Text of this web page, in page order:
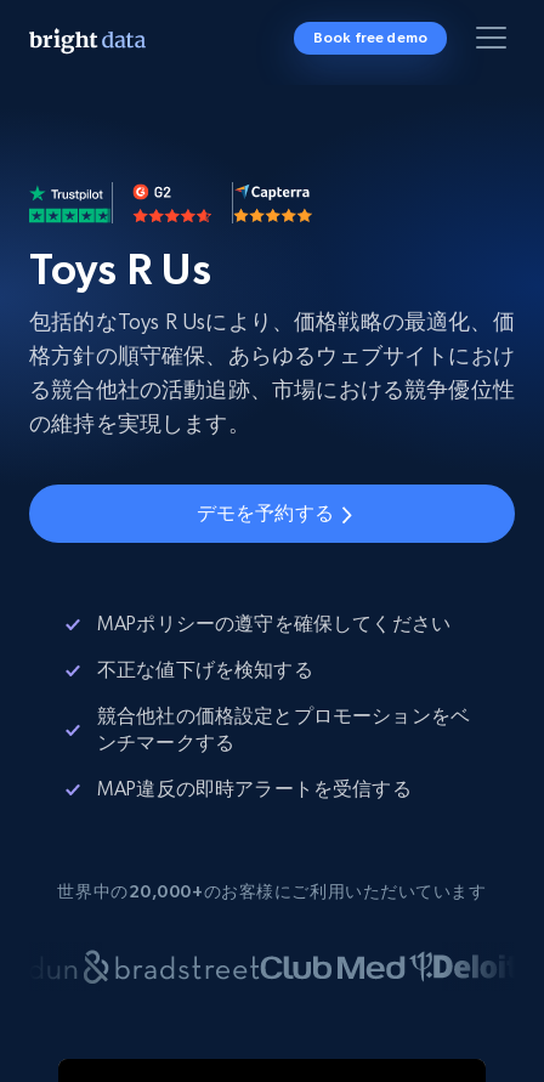
Book free demo
Toys R Us
包括的なToys R Usにより、価格戦略の最適化、価
格方針の順守確保、あらゆるウェブサイトにおけ
る競合他社の活動追跡、市場における競争優位性
の維持を実現します。
デモを予約する
MAPポリシーの遵守を確保してください
不正な値下げを検知する
競合他社の価格設定とプロモーションをベ
ンチマークする
MAP違反の即時アラートを受信する
世界中の20,000+のお客様にご利用いただいています